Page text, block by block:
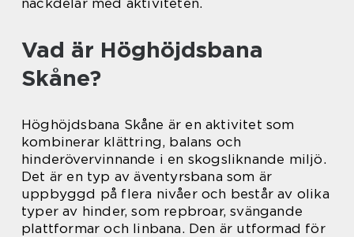
nackdelar med aktiviteten.
Vad är Höghöjdsbana
Skåne?
Höghöjdsbana Skåne är en aktivitet som
kombinerar klättring, balans och
hinderövervinnande i en skogsliknande miljö.
Det är en typ av äventyrsbana som är
uppbyggd på flera nivåer och består av olika
typer av hinder, som repbroar, svängande
plattformar och linbana. Den är utformad för